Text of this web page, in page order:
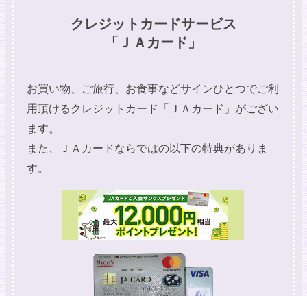
クレジットカードサービス
「ＪＡカード」
お買い物、ご旅行、お食事などサインひとつでご利
用頂けるクレジットカード「ＪＡカード」がござい
ます。
また、ＪＡカードならではの以下の特典がありま
す。